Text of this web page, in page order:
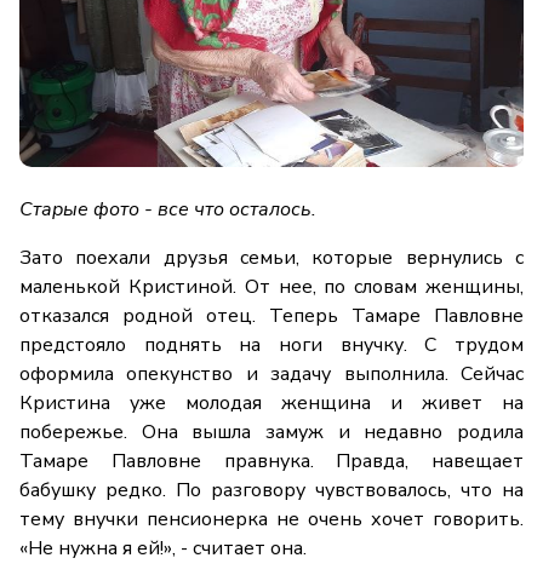
Старые фото - все что осталось.
Зато поехали друзья семьи, которые вернулись с
маленькой Кристиной. От нее, по словам женщины,
отказался родной отец. Теперь Тамаре Павловне
предстояло поднять на ноги внучку. С трудом
оформила опекунство и задачу выполнила. Сейчас
Кристина уже молодая женщина и живет на
побережье. Она вышла замуж и недавно родила
Тамаре Павловне правнука. Правда, навещает
бабушку редко. По разговору чувствовалось, что на
тему внучки пенсионерка не очень хочет говорить.
«Не нужна я ей!», - считает она.